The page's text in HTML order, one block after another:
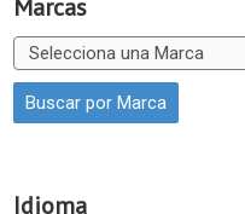
Marcas
Idioma